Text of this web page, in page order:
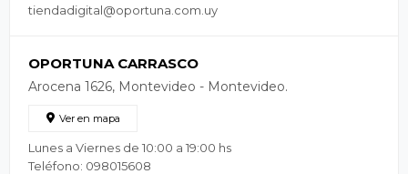
tiendadigital@oportuna.com.uy
OPORTUNA CARRASCO
Arocena 1626, Montevideo - Montevideo.
Ver en mapa
Lunes a Viernes de 10:00 a 19:00 hs
Teléfono: 098015608